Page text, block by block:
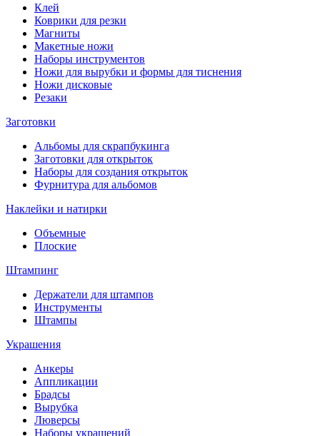
Клей
Коврики для резки
Магниты
Макетные ножи
Наборы инструментов
Ножи для вырубки и формы для тиснения
Ножи дисковые
Резаки
Заготовки
Альбомы для скрапбукинга
Заготовки для открыток
Наборы для создания открыток
Фурнитура для альбомов
Наклейки и натирки
Объемные
Плоские
Штампинг
Держатели для штампов
Инструменты
Штампы
Украшения
Анкеры
Аппликации
Брадсы
Вырубка
Люверсы
Наборы украшений